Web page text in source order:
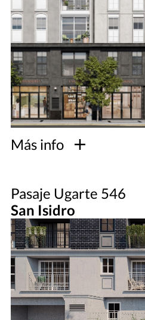
Más info
Pasaje Ugarte 546
San Isidro